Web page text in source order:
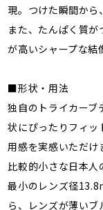
現。つけた瞬間から
また、たんぱく質
が高いシャープな結
■形状・用法
独自のトライカーブ
状にぴったりフィ
用感を実感いただけ
比較的小さな日本
最小のレンズ径
ら、レンズが薄い